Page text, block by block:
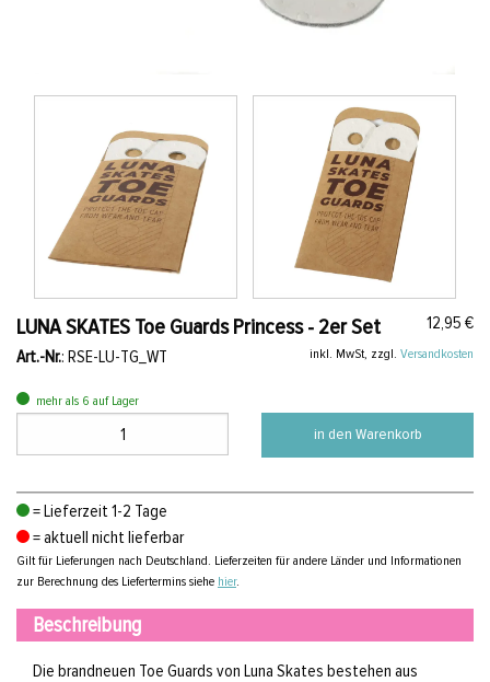
LUNA SKATES Toe Guards Princess - 2er Set
12,95 €
Art.-Nr.: RSE-LU-TG_WT inkl. MwSt, zzgl. Versandkosten
mehr als 6 auf Lager
in den Warenkorb
= Lieferzeit 1-2 Tage
= aktuell nicht lieferbar
Gilt für Lieferungen nach Deutschland. Lieferzeiten für andere Länder und Informationen
zur Berechnung des Liefertermins siehe hier.
Beschreibung
Die brandneuen Toe Guards von Luna Skates bestehen aus